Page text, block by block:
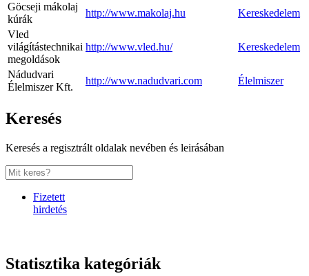
Göcseji mákolaj
kúrák
http://www.makolaj.hu
Kereskedelem
Vled
világítástechnikai
megoldások
http://www.vled.hu/ Kereskedelem
Nádudvari
Élelmiszer Kft.
http://www.nadudvari.com Élelmiszer
Keresés
Keresés a regisztrált oldalak nevében és leirásában
Fizetett
hirdetés
Statisztika kategóriák